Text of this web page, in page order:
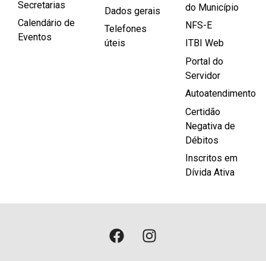
Secretarias
Calendário de
Eventos
Dados gerais
Telefones
úteis
do Município
NFS-E
ITBI Web
Portal do
Servidor
Autoatendimento
Certidão
Negativa de
Débitos
Inscritos em
Dívida Ativa